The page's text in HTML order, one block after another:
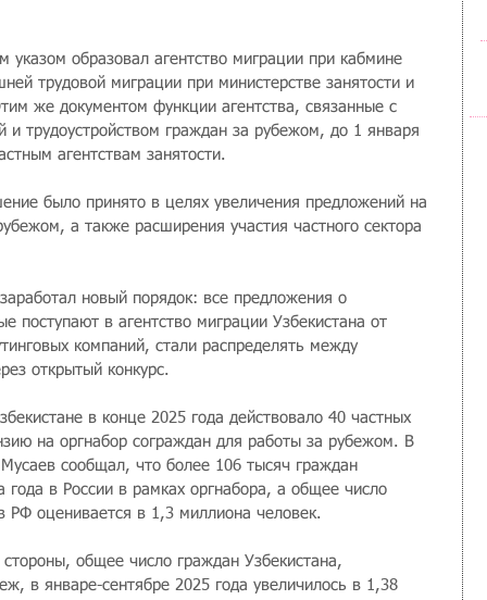
указом образовал агентство миграции при кабмине
трудовой миграции при министерстве занятости и
же документом функции агентства, связанные с
и трудоустройством граждан за рубежом, до 1 января
агентствам занятости.
было принято в целях увеличения предложений на
а также расширения участия частного сектора
новый порядок: все предложения о
поступают в агентство миграции Узбекистана от
компаний, стали распределять между
открытый конкурс.
в конце 2025 года действовало 40 частных
на оргнабор сограждан для работы за рубежом. В
Мусаев сообщал, что более 106 тысяч граждан
года в России в рамках оргнабора, а общее число
РФ оценивается в 1,3 миллиона человек.
общее число граждан Узбекистана,
в январе-сентябре 2025 года увеличилось в 1,38